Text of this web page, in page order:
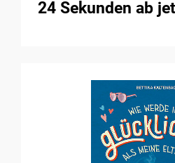
24 Sekunden ab